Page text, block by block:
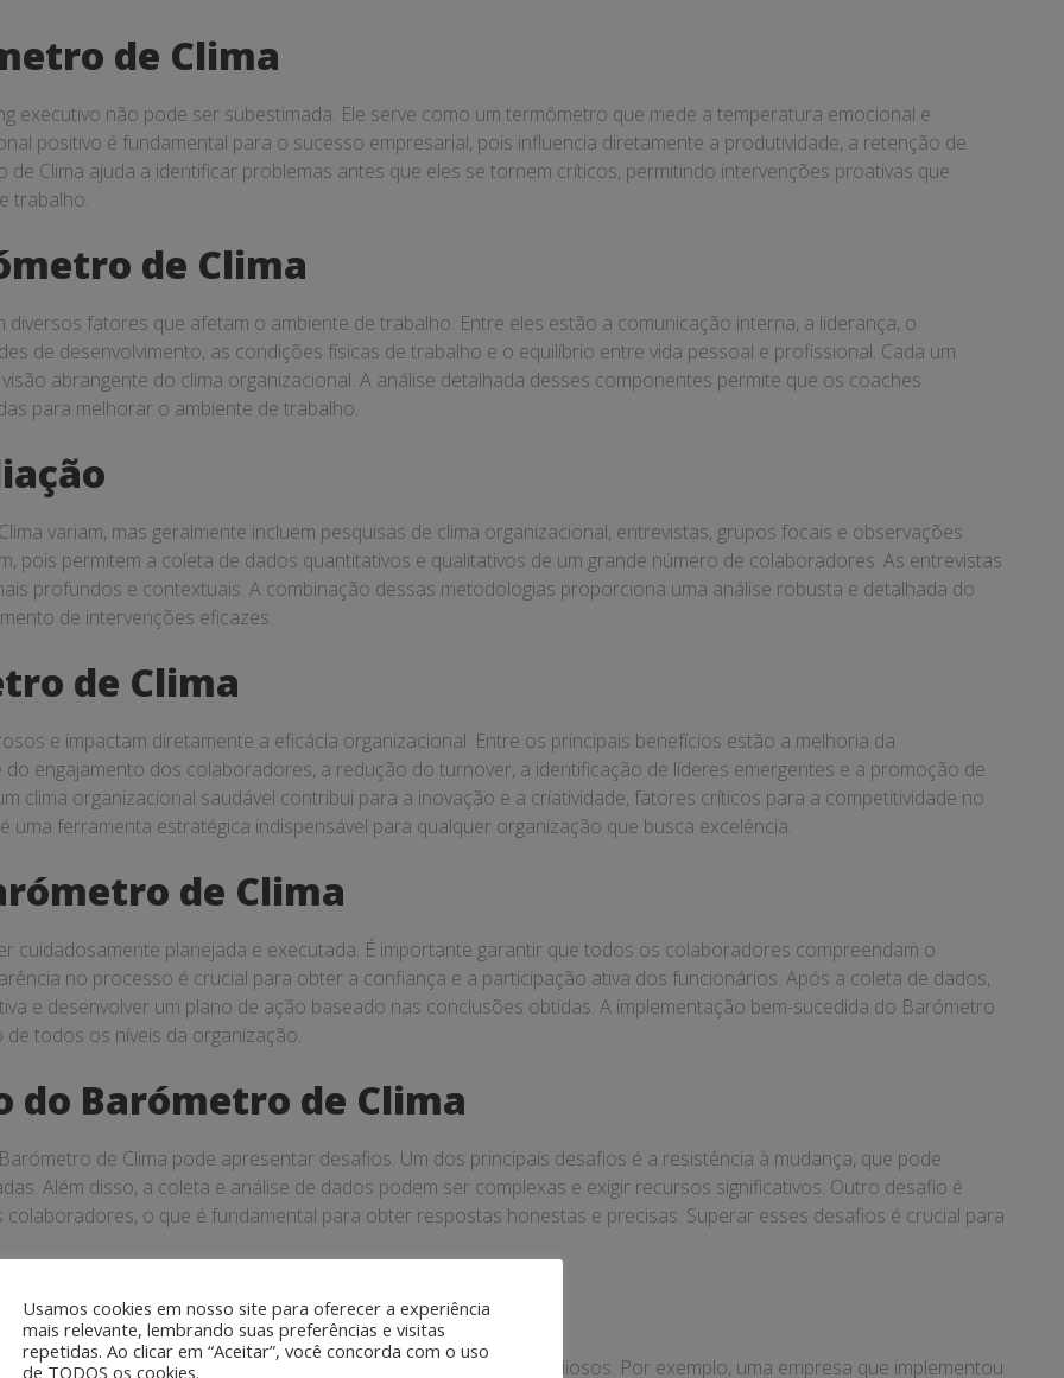
de Clima
executivo não pode ser subestimada. Ele serve como um termômetro que mede a temperatura emocional e
positivo é fundamental para o sucesso empresarial, pois influencia diretamente a produtividade, a retenção de
Clima ajuda a identificar problemas antes que eles se tornem críticos, permitindo intervenções proativas que
trabalho.
de Clima
fatores que afetam o ambiente de trabalho. Entre eles estão a comunicação interna, a liderança, o
de desenvolvimento, as condições físicas de trabalho e o equilíbrio entre vida pessoal e profissional. Cada um
abrangente do clima organizacional. A análise detalhada desses componentes permite que os coaches
para melhorar o ambiente de trabalho.
variam, mas geralmente incluem pesquisas de clima organizacional, entrevistas, grupos focais e observações
pois permitem a coleta de dados quantitativos e qualitativos de um grande número de colaboradores. As entrevistas
profundos e contextuais. A combinação dessas metodologias proporciona uma análise robusta e detalhada do
de intervenções eficazes.
de Clima
e impactam diretamente a eficácia organizacional. Entre os principais benefícios estão a melhoria da
engajamento dos colaboradores, a redução do turnover, a identificação de líderes emergentes e a promoção de
clima organizacional saudável contribui para a inovação e a criatividade, fatores críticos para a competitividade no
uma ferramenta estratégica indispensável para qualquer organização que busca excelência.
de Clima
cuidadosamente planejada e executada. É importante garantir que todos os colaboradores compreendam o
no processo é crucial para obter a confiança e a participação ativa dos funcionários. Após a coleta de dados,
e desenvolver um plano de ação baseado nas conclusões obtidas. A implementação bem-sucedida do Barómetro
todos os níveis da organização.
do Barómetro de Clima
de Clima pode apresentar desafios. Um dos principais desafios é a resistência à mudança, que pode
Além disso, a coleta e análise de dados podem ser complexas e exigir recursos significativos. Outro desafio é
o que é fundamental para obter respostas honestas e precisas. Superar esses desafios é crucial para
Clima em diferentes organizações podem fornecer insights valiosos. Por exemplo, uma empresa que implementou
Usamos cookies em nosso site para oferecer a experiência
mais relevante, lembrando suas preferências e visitas
repetidas. Ao clicar em “Aceitar”, você concorda com o uso
de TODOS os cookies.